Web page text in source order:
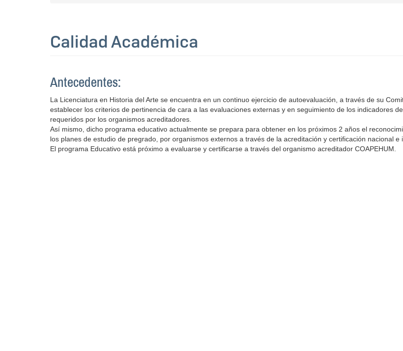
Calidad Académica
Antecedentes:
La Licenciatura en Historia del Arte se encuentra en un continuo ejercicio de autoevaluación, a través de su
establecer los criterios de pertinencia de cara a las evaluaciones externas y en seguimiento de los indicadores
requeridos por los organismos acreditadores.
Así mismo, dicho programa educativo actualmente se prepara para obtener en los próximos 2 años el
los planes de estudio de pregrado, por organismos externos a través de la acreditación y certificación nacional e
El programa Educativo está próximo a evaluarse y certificarse a través del organismo acreditador COAPEHUM.